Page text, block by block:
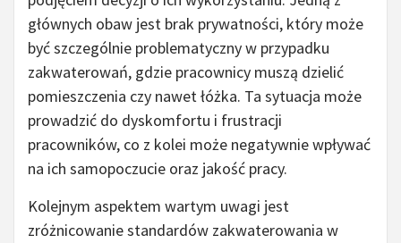
głównych obaw jest brak prywatności, który może
być szczególnie problematyczny w przypadku
zakwaterowań, gdzie pracownicy muszą dzielić
pomieszczenia czy nawet łóżka. Ta sytuacja może
prowadzić do dyskomfortu i frustracji
pracowników, co z kolei może negatywnie wpływać
na ich samopoczucie oraz jakość pracy.
Kolejnym aspektem wartym uwagi jest
zróżnicowanie standardów zakwaterowania w